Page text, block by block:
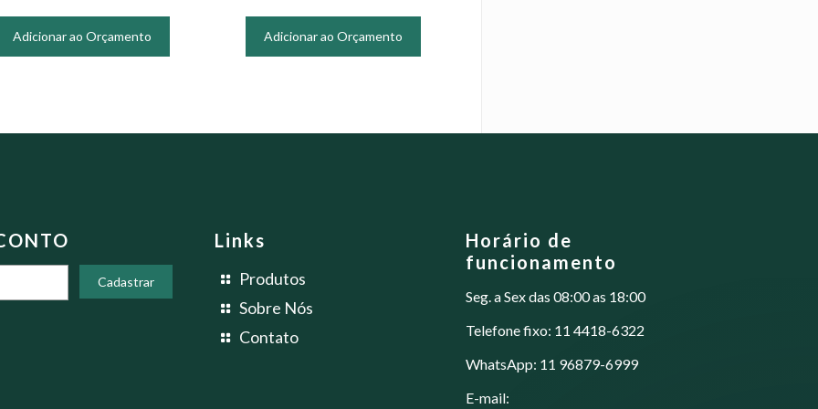
Adicionar ao Orçamento Adicionar ao Orçamento
opções
página
produto
Links
Produtos
Sobre Nós
Contato
Horário de
funcionamento
Seg. a Sex das 08:00 as 18:00
Telefone fixo: 11 4418-6322
WhatsApp: 11 96879-6999
E-mail: